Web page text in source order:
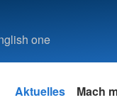
one
Aktuelles Mach